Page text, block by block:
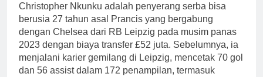
Christopher Nkunku adalah penyerang serba bisa
berusia 27 tahun asal Prancis yang bergabung
dengan Chelsea dari RB Leipzig pada musim panas
2023 dengan biaya transfer £52 juta. Sebelumnya, ia
menjalani karier gemilang di Leipzig, mencetak 70 gol
dan 56 assist dalam 172 penampilan, termasuk